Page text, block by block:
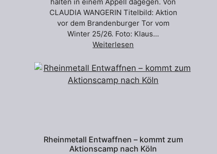
CLAUDIA WANGERIN Titelbild: Aktion
vor dem Brandenburger Tor vom
Winter 25/26. Foto: Klaus…
Weiterlesen
Rheinmetall Entwaffnen – kommt zum
Aktionscamp nach Köln